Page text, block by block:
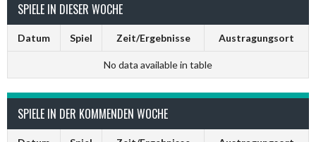
SPIELE IN DIESER WOCHE
Datum Spiel Zeit/Ergebnisse Austragungsort
No data available in table
SPIELE IN DER KOMMENDEN WOCHE